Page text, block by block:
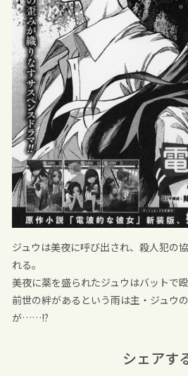
ジュウは美夜に呼び出され、殺人犯の
れる。
美夜に薬を盛られたジュウはバットで
前世の絆があるという雨は主・ジュウ
が……!?
シェアす